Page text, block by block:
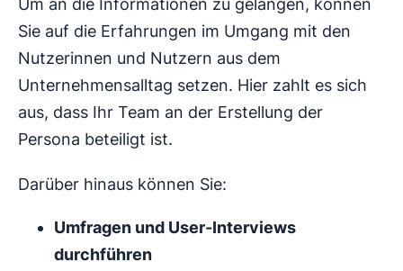
Um an die Informationen zu gelangen, können
Sie auf die Erfahrungen im Umgang mit den
Nutzerinnen und Nutzern aus dem
Unternehmensalltag setzen. Hier zahlt es sich
aus, dass Ihr Team an der Erstellung der
Persona beteiligt ist.
Darüber hinaus können Sie:
Umfragen und User-Interviews
durchführen